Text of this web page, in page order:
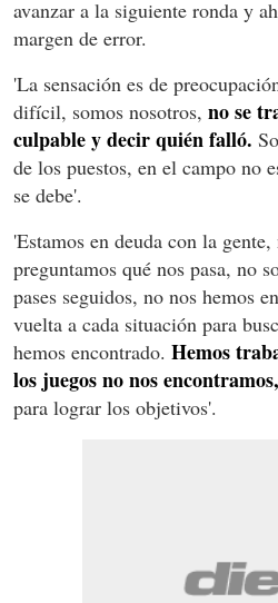
avanzar a la siguiente ronda y
margen de error.
'La sensación es de
difícil, somos nosotros, no se
culpable y decir quién falló.
de los puestos, en el campo no
se debe'.
'Estamos en deuda con la
preguntamos qué nos pasa, no
pases seguidos, no nos hemos
vuelta a cada situación para
hemos encontrado. Hemos
los juegos no nos encontramos,
para lograr los objetivos'.